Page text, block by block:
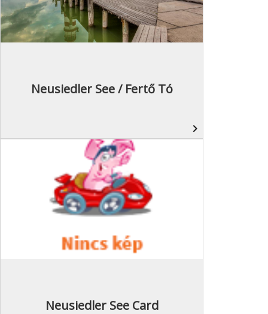
Neusiedler See / Fertő Tó
navigate_next
Neusiedler See Card